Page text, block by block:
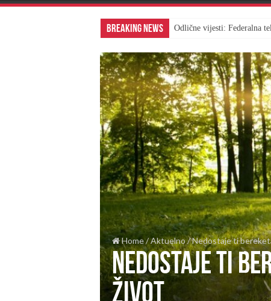
Breaking News Odlične vijesti: Federalna
Home/Aktuelno/Nedostaje ti
Nedostaje ti